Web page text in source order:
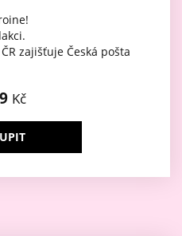
zajišťuje Česká pošta
Kč